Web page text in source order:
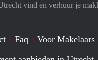
vind en verhuur je
Faq Voor Makelaars